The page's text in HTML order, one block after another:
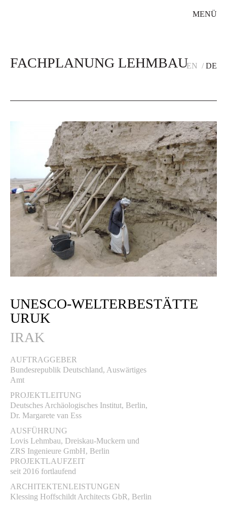
FACHPLANUNG LEHMBAU
MENÜ
EN DE
UNESCO-WELTERBESTÄTTE
URUK
IRAK
AUFTRAGGEBER
Bundesrepublik Deutschland, Auswärtiges
Amt
PROJEKTLEITUNG
Deutsches Archäologisches Institut, Berlin,
Dr. Margarete van Ess
AUSFÜHRUNG
Lovis Lehmbau, Dreiskau-Muckern und
ZRS Ingenieure GmbH, Berlin
PROJEKTLAUFZEIT
seit 2016 fortlaufend
ARCHITEKTENLEISTUNGEN
Klessing Hoffschildt Architects GbR, Berlin